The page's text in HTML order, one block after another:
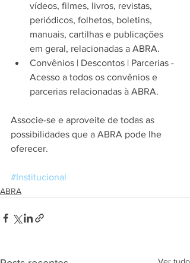
vídeos, filmes, livros, revistas,
periódicos, folhetos, boletins,
manuais, cartilhas e publicações
em geral, relacionadas a ABRA.
Convênios | Descontos | Parcerias -
Acesso a todos os convênios e
parcerias relacionadas à ABRA.
Associe-se e aproveite de todas as
possibilidades que a ABRA pode lhe
oferecer.​
#Institucional
ABRA